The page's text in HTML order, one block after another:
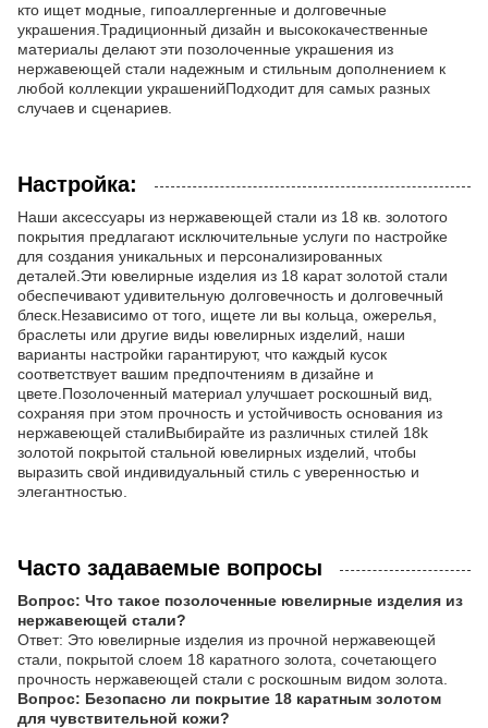
кто ищет модные, гипоаллергенные и долговечные
украшения.Традиционный дизайн и высококачественные
материалы делают эти позолоченные украшения из
нержавеющей стали надежным и стильным дополнением к
любой коллекции украшенийПодходит для самых разных
случаев и сценариев.
Настройка:
Наши аксессуары из нержавеющей стали из 18 кв. золотого
покрытия предлагают исключительные услуги по настройке
для создания уникальных и персонализированных
деталей.Эти ювелирные изделия из 18 карат золотой стали
обеспечивают удивительную долговечность и долговечный
блеск.Независимо от того, ищете ли вы кольца, ожерелья,
браслеты или другие виды ювелирных изделий, наши
варианты настройки гарантируют, что каждый кусок
соответствует вашим предпочтениям в дизайне и
цвете.Позолоченный материал улучшает роскошный вид,
сохраняя при этом прочность и устойчивость основания из
нержавеющей сталиВыбирайте из различных стилей 18k
золотой покрытой стальной ювелирных изделий, чтобы
выразить свой индивидуальный стиль с уверенностью и
элегантностью.
Часто задаваемые вопросы
Вопрос: Что такое позолоченные ювелирные изделия из
нержавеющей стали?
Ответ: Это ювелирные изделия из прочной нержавеющей
стали, покрытой слоем 18 каратного золота, сочетающего
прочность нержавеющей стали с роскошным видом золота.
Вопрос: Безопасно ли покрытие 18 каратным золотом
для чувствительной кожи?